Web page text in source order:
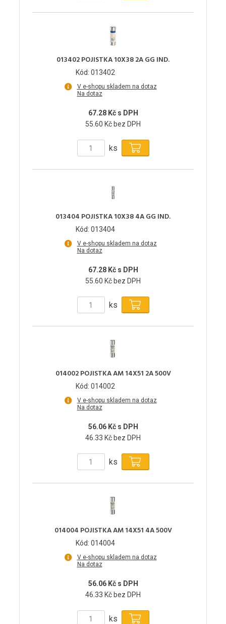
013402 POJISTKA 10X38 2A GG IND.
Kód: 013402
V e-shopu skladem na dotaz
Na dotaz
67.28 Kč s DPH
55.60 Kč bez DPH
ks
013404 POJISTKA 10X38 4A GG IND.
Kód: 013404
V e-shopu skladem na dotaz
Na dotaz
67.28 Kč s DPH
55.60 Kč bez DPH
ks
014002 POJISTKA AM 14X51 2A 500V
Kód: 014002
V e-shopu skladem na dotaz
Na dotaz
56.06 Kč s DPH
46.33 Kč bez DPH
ks
014004 POJISTKA AM 14X51 4A 500V
Kód: 014004
V e-shopu skladem na dotaz
Na dotaz
56.06 Kč s DPH
46.33 Kč bez DPH
ks